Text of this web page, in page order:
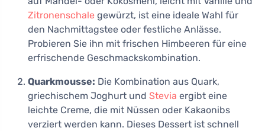
Zitronenschale gewürzt, ist eine ideale Wahl für
den Nachmittagstee oder festliche Anlässe.
Probieren Sie ihn mit frischen Himbeeren für eine
erfrischende Geschmackskombination.
Quarkmousse: Die Kombination aus Quark,
griechischem Joghurt und Stevia ergibt eine
leichte Creme, die mit Nüssen oder Kakaonibs
verziert werden kann. Dieses Dessert ist schnell